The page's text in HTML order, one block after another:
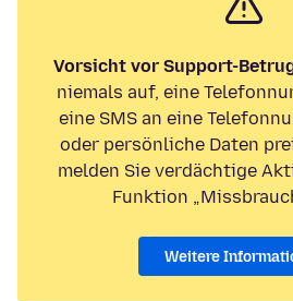
Vorsicht vor Support-
niemals auf, eine
eine SMS an eine
oder persönliche Daten
melden Sie verdächtige
Funktion
Weitere